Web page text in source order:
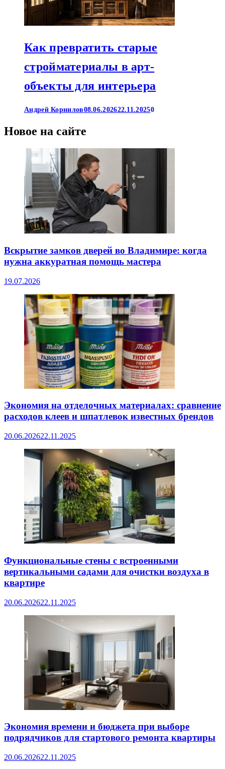
Как превратить старые
стройматериалы в арт-
объекты для интерьера
Андрей Корнилов08.06.202622.11.20250
Новое на сайте
Вскрытие замков дверей во Владимире: когда
нужна аккуратная помощь мастера
19.07.2026
Экономия на отделочных материалах: сравнение
расходов клеев и шпатлевок известных брендов
20.06.202622.11.2025
Функциональные стены с встроенными
вертикальными садами для очистки воздуха в
квартире
20.06.202622.11.2025
Экономия времени и бюджета при выборе
подрядчиков для стартового ремонта квартиры
20.06.202622.11.2025